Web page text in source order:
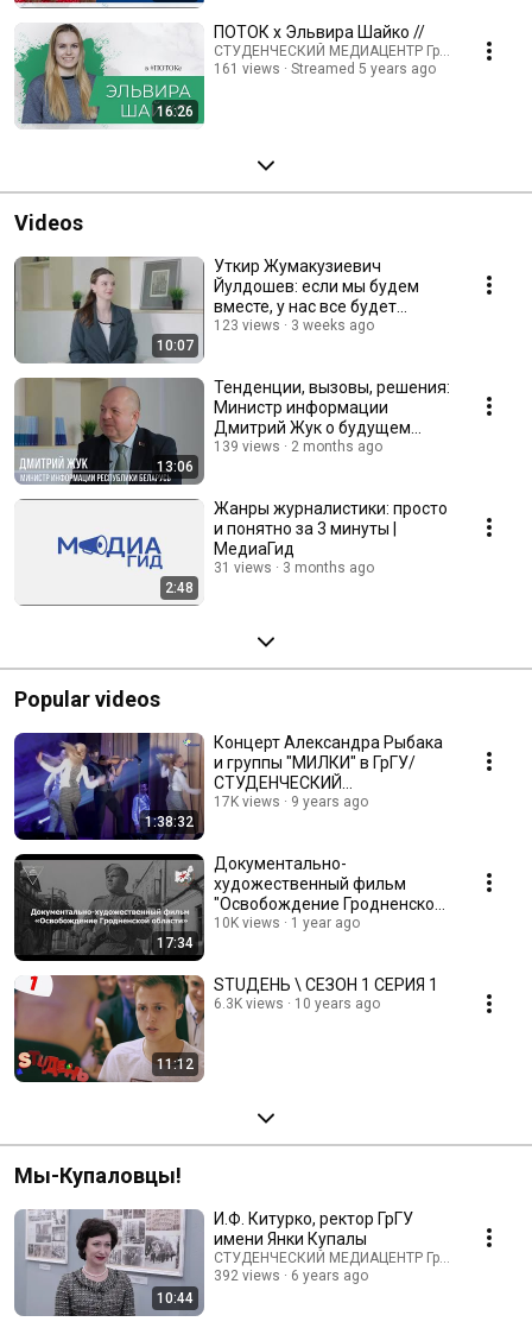
16:26
ПОТОК х Эльвира Шайко //
СТУДЕНЧЕСКИЙ МЕДИАЦЕНТР ГрГУ
161 views
Streamed 5 years ago
Videos
10:07
Уткир Жумакузиевич
Йулдошев: если мы будем
вместе, у нас все будет
хорошо!
123 views 3 weeks ago
13:06
Тенденции, вызовы, решения:
Министр информации
Дмитрий Жук о будущем
белорусской журналистики
139 views 2 months ago
2:48
Жанры журналистики: просто
и понятно за 3 минуты |
МедиаГид
31 views 3 months ago
Popular videos
1:38:32
Концерт Александра Рыбака
и группы "МИЛКИ" в ГрГУ/
СТУДЕНЧЕСКИЙ
МЕДИАЦЕНТР
17K views 9 years ago
17:34
Документально-
художественный фильм
"Освобождение Гродненской
области"
10K views 1 year ago
11:12
STUДЕНЬ \ СЕЗОН 1 СЕРИЯ 1
6.3K views 10 years ago
Мы-Купаловцы!
10:44
И.Ф. Китурко, ректор ГрГУ
имени Янки Купалы
СТУДЕНЧЕСКИЙ МЕДИАЦЕНТР ГрГУ
392 views
6 years ago